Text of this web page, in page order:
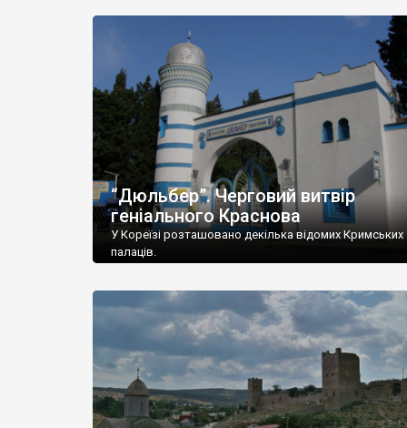
“Дюльбер”. Черговий витвір
геніального Краснова
У Кореїзі розташовано декілька відомих Кримських
палаців.